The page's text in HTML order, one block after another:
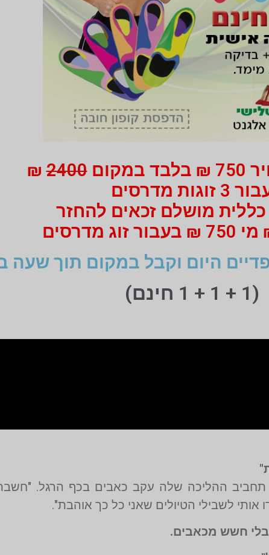
2400
₪
3 זוגות מדרסים
מושלם זכאים להחזר
היום וקבל במקום תוך שעה
(1 + 1 + 1 חינם)
ההליכה שלה עקב כאבים בכף הרגל.
לשבילי הטיולים שאני כל כך אוהבת".
בלי חשש מכאבים.